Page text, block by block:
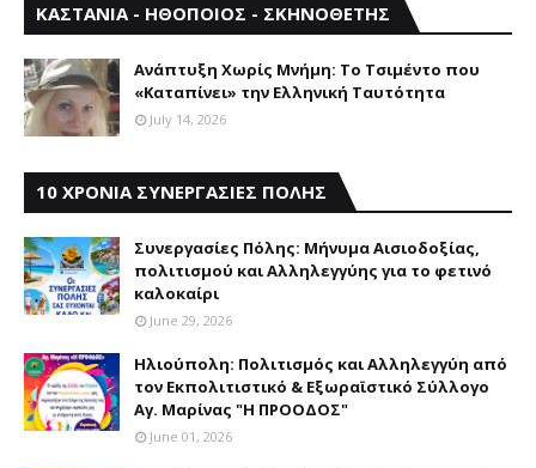
ΚΑΣΤΑΝΙΑ - ΗΘΟΠΟΙΟΣ - ΣΚΗΝΟΘΕΤΗΣ
Aνάπτυξη Xωρίς Mνήμη: Το Τσιμέντο που
«Καταπίνει» την Ελληνική Ταυτότητα
July 14, 2026
10 ΧΡΟΝΙΑ ΣΥΝΕΡΓΑΣΙΕΣ ΠΟΛΗΣ
Συνεργασίες Πόλης: Mήνυμα Aισιοδοξίας,
πολιτισμού και Aλληλεγγύης για το φετινό
καλοκαίρι
June 29, 2026
Ηλιούπολη: Πολιτισμός και Aλληλεγγύη από
τον Εκπολιτιστικό & Εξωραϊστικό Σύλλογο
Αγ. Μαρίνας "Η ΠΡΟΟΔΟΣ"
June 01, 2026